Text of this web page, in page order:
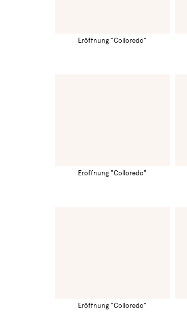
Eröffnung "Colloredo"
Eröffnung "Colloredo"
Eröffnung "Colloredo"